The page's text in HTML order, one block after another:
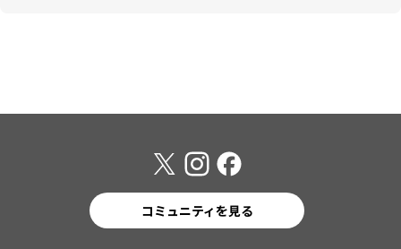
コミュニティを見る